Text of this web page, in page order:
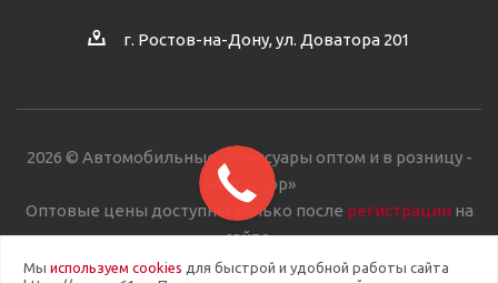
г. Ростов-на-Дону, ул. Доватора 201
2026 © Автомобильные аксессуары оптом и в розницу -
«Автостор»
Оптовые цены доступны только после регистрации на
сайте.
Мы используем cookies для быстрой и удобной работы сайта